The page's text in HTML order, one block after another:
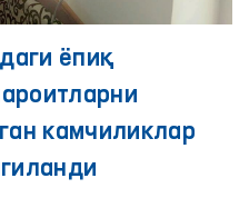
ёпиқ
камчиликлар